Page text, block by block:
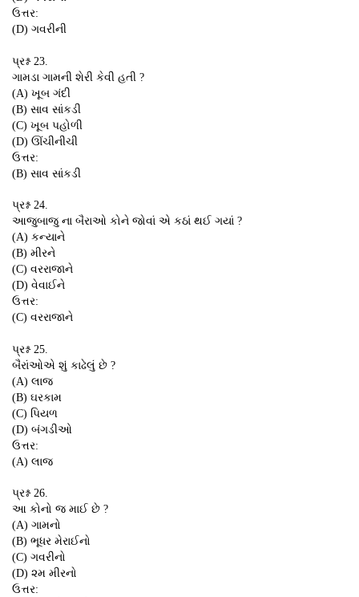
ઉત્તર:
(D) ગવરીની
પ્રશ્ન 23.
ગામડા ગામની શેરી કેવી હતી ?
(A) ખૂબ ગંદી
(B) સાવ સાંકડી
(C) ખૂબ પહોળી
(D) ઊંચીનીચી
ઉત્તર:
(B) સાવ સાંકડી
પ્રશ્ન 24.
આજુબાજુ ના બૈરાઓ કોને જોવાં એ કઠાં થઈ ગયાં ?
(A) કન્યાને
(B) મીરને
(C) વરરાજાને
(D) વેવાઈને
ઉત્તર:
(C) વરરાજાને
પ્રશ્ન 25.
બૈરાંઓએ શું કાઢેલું છે ?
(A) લાજ
(B) ઘરકામ
(C) પિયળ
(D) બંગડીઓ
ઉત્તર:
(A) લાજ
પ્રશ્ન 26.
આ કોનો જ માઈ છે ?
(A) ગામનો
(B) ભૂધર મેરાઈનો
(C) ગવરીનો
(D) ૨મ મીરનો
ઉત્તર: